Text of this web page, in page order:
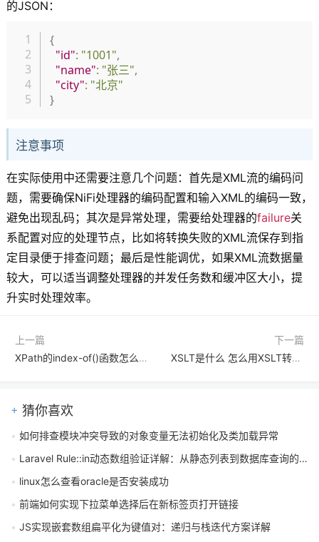
的JSON：
{
"id": "1001",
"name": "张三",
"city": "北京"
}
注意事项
在实际使用中还需要注意几个问题：首先是XML流的编码问
题，需要确保NiFi处理器的编码配置和输入XML的编码一致，
避免出现乱码；其次是异常处理，需要给处理器的failure关
系配置对应的处理节点，比如将转换失败的XML流保存到指
定目录便于排查问题；最后是性能调优，如果XML流数据量
较大，可以适当调整处理器的并发任务数和缓冲区大小，提
升实时处理效率。
上一篇
XPath的index-of()函数怎么查找位置？
下一篇
XSLT是什么 怎么用XSLT转换XML
猜你喜欢
如何排查模块冲突导致的对象变量无法初始化及类加载异常
Laravel Rule::in动态数组验证详解：从静态列表到数据库查询的应用实践
linux怎么查看oracle是否安装成功
前端如何实现下拉菜单选择后在新标签页打开链接
JS实现嵌套数组扁平化为键值对：递归与栈迭代方案详解